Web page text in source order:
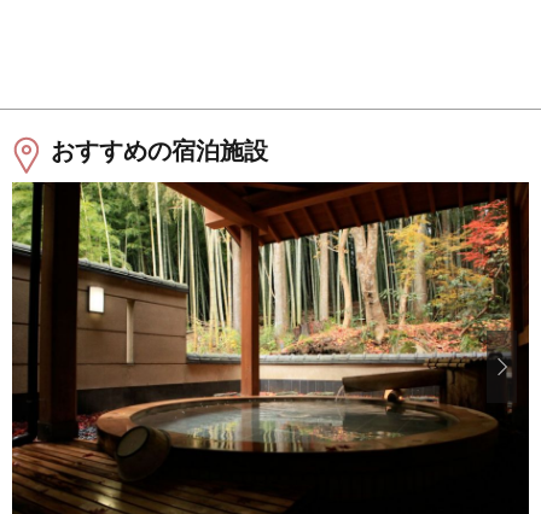
おすすめの宿泊施設